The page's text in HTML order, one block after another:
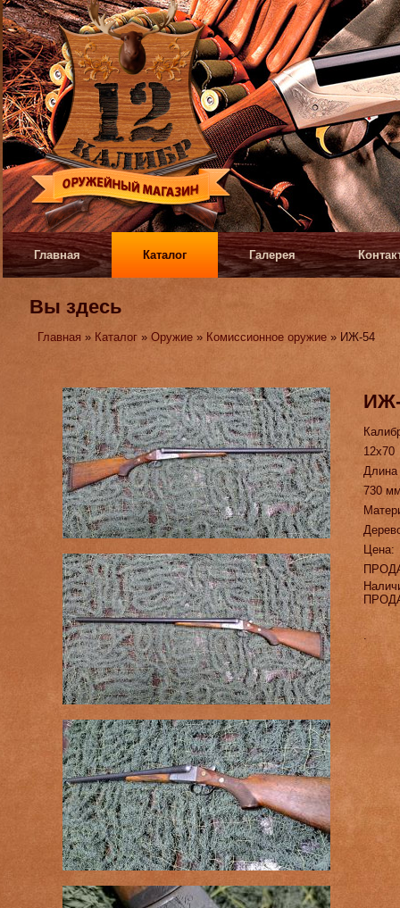
Главная Каталог Галерея
Вы здесь
Главная » Каталог »Оружие » Комиссионное оружие » ИЖ-54
12х70
730
Цена:
.